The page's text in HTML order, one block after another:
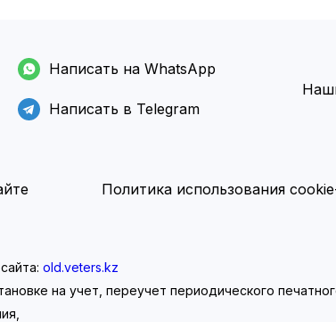
Написать на WhatsApp
Написать в Telegram
Политика использования
old.veters.kz
на учет, переучет периодического